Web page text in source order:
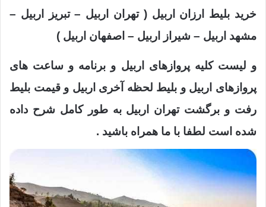
خرید بلیط ارزان اربیل ( تهران اربیل – تبریز اربیل –
مشهد اربیل – شیراز اربیل – اصفهان اربیل )
و لیست کلیه پروازهای اربیل و برنامه و ساعت های
پروازهای اربیل و بلیط لحظه آخری اربیل و قیمت بلیط
رفت و برگشت تهران اربیل به طور کامل شرح داده
شده است لطفا با ما همراه باشید .